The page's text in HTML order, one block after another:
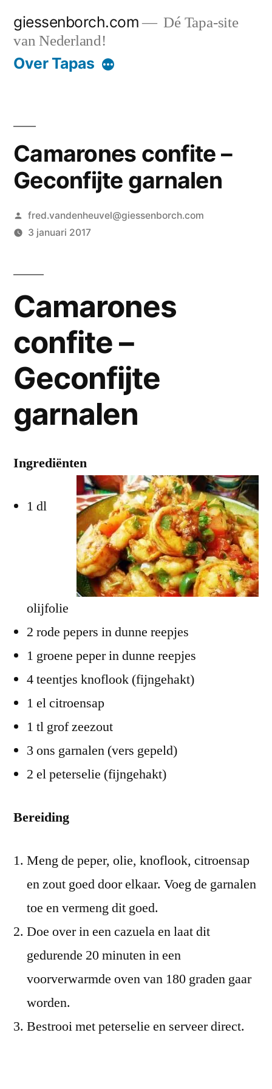
naar
giessenborch.com
Dé Tapa-site
van Nederland!
Over Tapas
Camarones confite –
Geconfijte garnalen
Geplaatst
door
fred.vandenheuvel@giessenborch.com
3 januari 2017
Camarones
confite –
Geconfijte
garnalen
Ingrediënten
1 dl
olijfolie
2 rode pepers in dunne reepjes
1 groene peper in dunne reepjes
4 teentjes knoflook (fijngehakt)
1 el citroensap
1 tl grof zeezout
3 ons garnalen (vers gepeld)
2 el peterselie (fijngehakt)
Bereiding
Meng de peper, olie, knoflook, citroensap
en zout goed door elkaar. Voeg de garnalen
toe en vermeng dit goed.
Doe over in een cazuela en laat dit
gedurende 20 minuten in een
voorverwarmde oven van 180 graden gaar
worden.
Bestrooi met peterselie en serveer direct.